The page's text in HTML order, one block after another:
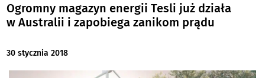
Ogromny magazyn energii Tesli już działa
w Australii i zapobiega zanikom prądu
30 stycznia 2018